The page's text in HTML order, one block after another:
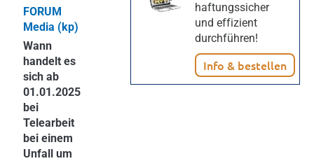
FORUM
Media (kp)
Wann
handelt es
sich ab
01.01.2025
bei
Telearbeit
bei einem
Unfall um
haftungssicher
und effizient
durchführen!
Info & bestellen